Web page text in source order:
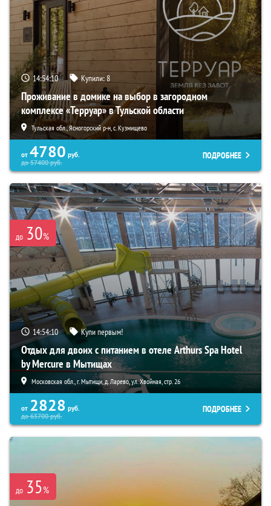
14:54:08 Купили:8
Проживание в домике на выбор в загородном
комплексе «Терруар» в Тульской области
Тульская обл., Ясногорский р-н, с. Кузмищево
от 4780 руб.
до57400руб.
ПОДРОБНЕЕ
до 30%
14:54:08 Купи первым!
Отдых для двоих с питанием в отеле Arthurs Spa Hotel
by Mercure в Мытищах
Московская обл., г. Мытищи, д. Ларево, ул. Хвойная, стр. 26
от 2828 руб.
до65700руб.
ПОДРОБНЕЕ
до 35%